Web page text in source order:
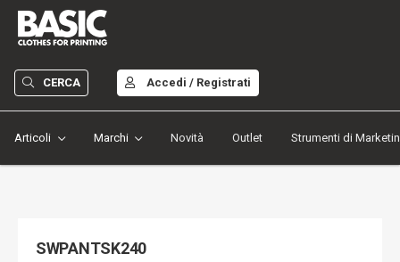
Articoli Marchi Novità Outlet Strumenti di
CERCA Accedi / Registrati
SWPANTSK240